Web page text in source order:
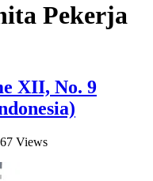
Pekerja
XII, No. 9
Views